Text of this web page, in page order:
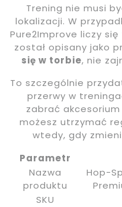
Trening nie musi
lokalizacji. W
Pure2Improve liczy
został opisany jako
się w torbie, nie
To szczególnie
przerwy w
zabrać akcesorium
możesz utrzymać
wtedy, gdy
Parametr
Nazwa
produktu
Hop-
SKU